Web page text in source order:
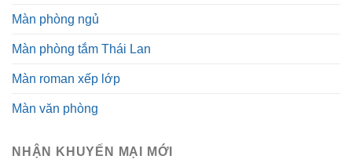
Màn phòng ngủ
Màn phòng tắm Thái Lan
Màn roman xếp lớp
Màn văn phòng
NHẬN KHUYẾN MẠI MỚI